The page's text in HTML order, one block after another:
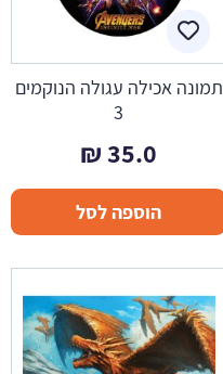
תמונה אכילה עגולה הנוקמים
3
35.0
₪
הוספה לסל